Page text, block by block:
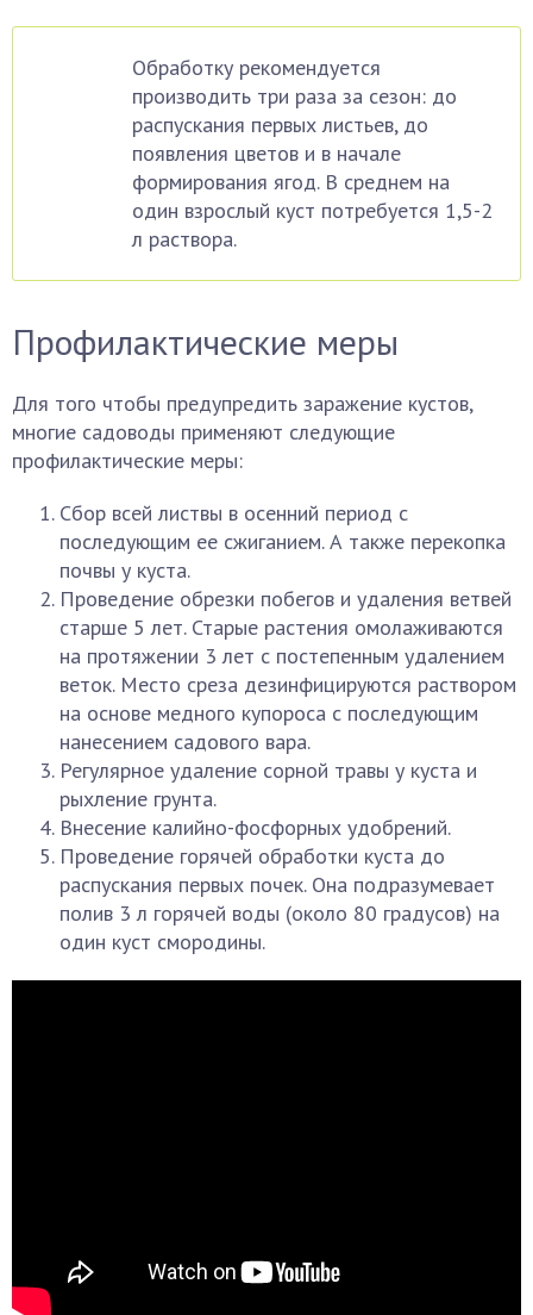
Обработку рекомендуется
производить три раза за сезон: до
распускания первых листьев, до
появления цветов и в начале
формирования ягод. В среднем на
один взрослый куст потребуется 1,5-2
л раствора.
Профилактические меры
Для того чтобы предупредить заражение кустов,
многие садоводы применяют следующие
профилактические меры:
Сбор всей листвы в осенний период с
последующим ее сжиганием. А также перекопка
почвы у куста.
Проведение обрезки побегов и удаления ветвей
старше 5 лет. Старые растения омолаживаются
на протяжении 3 лет с постепенным удалением
веток. Место среза дезинфицируются раствором
на основе медного купороса с последующим
нанесением садового вара.
Регулярное удаление сорной травы у куста и
рыхление грунта.
Внесение калийно-фосфорных удобрений.
Проведение горячей обработки куста до
распускания первых почек. Она подразумевает
полив 3 л горячей воды (около 80 градусов) на
один куст смородины.